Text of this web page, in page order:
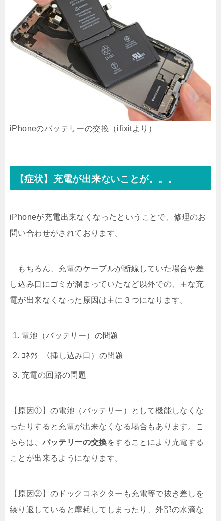
iPhoneのバッテリーの交換（ifixitより）
【症状】充電が出来ないことが。。。
iPhoneが充電出来なくなったということで、修理のお
問い合わせがされております。
もちろん、充電のケーブルが断線していた場合や差
し込み口にゴミが溜まっていたなど以外での、主な充
電が出来なくなった原因は主に３つになります。
電池（バッテリー）の問題
ｺﾈｸﾀｰ（挿し込み口）の問題
充電の回路の問題
【原因①】の電池（バッテリー）として機能しなくな
ったりすると充電が出来なくなる場合もあります。こ
ちらは、 バッテリーの交換をすることにより充電する
ことが出来るようになります。
【原因②】のドックコネクターも充電等で抜き差しを
繰り返していると摩耗してしまったり、外部の水滴な